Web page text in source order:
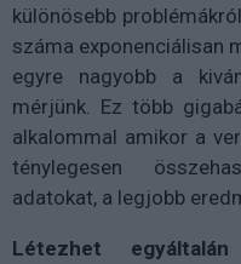
különösebb
száma exponenciálisan
egyre nagyobb a
mérjünk. Ez több
alkalommal amikor a
ténylegesen
adatokat, a legjobb
Létezhet